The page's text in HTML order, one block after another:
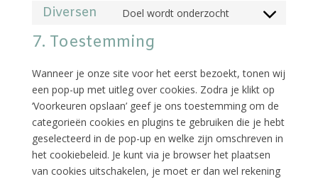
Diversen Doel wordt onderzocht
Consent
diversen
7. Toestemming
Wanneer je onze site voor het eerst bezoekt, tonen wij
een pop-up met uitleg over cookies. Zodra je klikt op
‘Voorkeuren opslaan’ geef je ons toestemming om de
categorieën cookies en plugins te gebruiken die je hebt
geselecteerd in de pop-up en welke zijn omschreven in
het cookiebeleid. Je kunt via je browser het plaatsen
van cookies uitschakelen, je moet er dan wel rekening